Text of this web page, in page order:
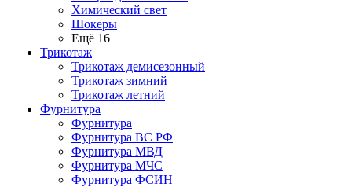
Химический свет
Шокеры
Ещё 16
Трикотаж
Трикотаж демисезонный
Трикотаж зимний
Трикотаж летний
Фурнитура
Фурнитура
Фурнитура ВС РФ
Фурнитура МВД
Фурнитура МЧС
Фурнитура ФСИН